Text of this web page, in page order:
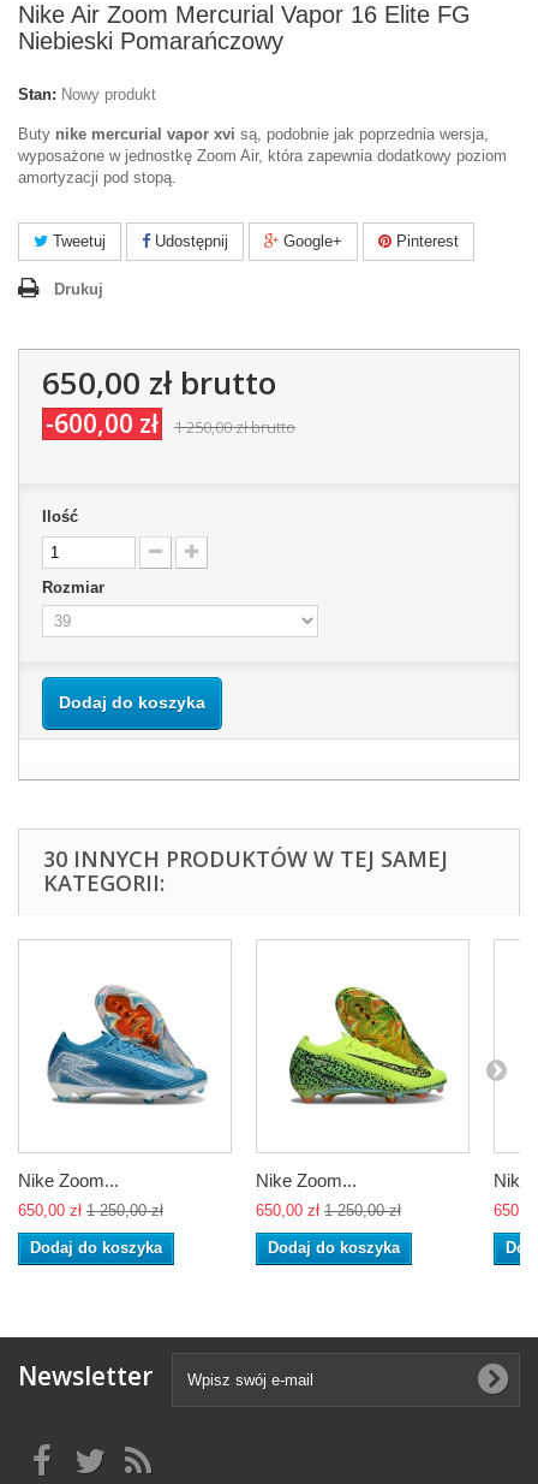
Nike Air Zoom Mercurial Vapor 16 Elite FG
Niebieski Pomarańczowy
Stan: Nowy produkt
Buty nike mercurial vapor xvi są, podobnie jak poprzednia wersja,
wyposażone w jednostkę Zoom Air, która zapewnia dodatkowy poziom
amortyzacji pod stopą.
Tweetuj Udostępnij Google+ Pinterest
Drukuj
650,00 złbrutto
-600,00 zł 1 250,00 złbrutto
Ilość
Rozmiar
Dodaj do koszyka
30 INNYCH PRODUKTÓW W TEJ SAMEJ
KATEGORII:
Nike Zoom...
650,00 zł 1 250,00 zł
Dodaj do koszyka
Nike Zoom...
650,00 zł 1 250,00 zł
Dodaj do koszyka
Nike
Newsletter